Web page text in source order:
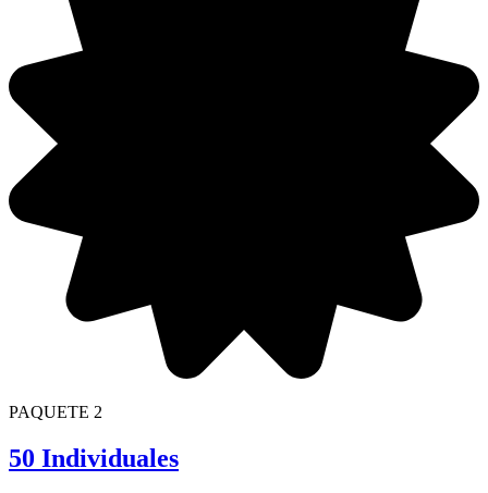
PAQUETE 2
50 Individuales